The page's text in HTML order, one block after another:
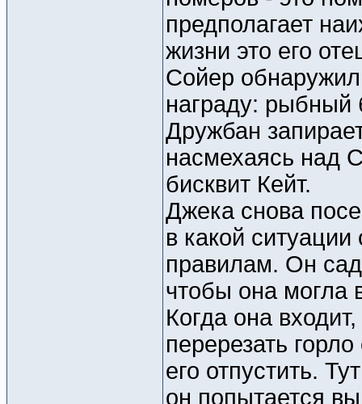
предполагает
жизни это его
Сойер
награду: рыбный
Дружбан
насмехаясь над
бисквит Кейт.
Джека снова
в какой
правилам. Он
чтобы она могла
Когда она
перерезать
его отпустить.
он попытается